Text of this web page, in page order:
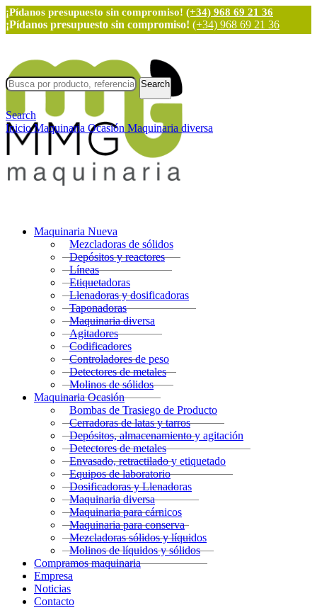
¡Pídanos presupuesto sin compromiso! (+34) 968 69 21 36
¡Pídanos presupuesto sin compromiso! (+34) 968 69 21 36
Maquinaria Nueva
Mezcladoras de sólidos
Depósitos y reactores
Líneas
Etiquetadoras
Llenadoras y dosificadoras
Taponadoras
Maquinaria diversa
Agitadores
Codificadores
Controladores de peso
Detectores de metales
Molinos de sólidos
Maquinaria Ocasión
Bombas de Trasiego de Producto
Cerradoras de latas y tarros
Depósitos, almacenamiento y agitación
Detectores de metales
Envasado, retractilado y etiquetado
Equipos de laboratorio
Dosificadoras y Llenadoras
Maquinaria diversa
Maquinaria para cárnicos
Maquinaria para conserva
Mezcladoras sólidos y líquidos
Molinos de líquidos y sólidos
Compramos maquinaria
Empresa
Noticias
Contacto
Search
Search
InicioMaquinaria Ocasión Maquinaria diversa